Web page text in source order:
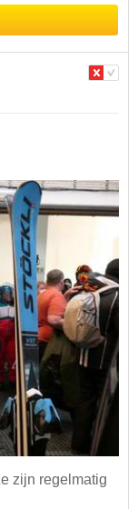
zijn regelmatig